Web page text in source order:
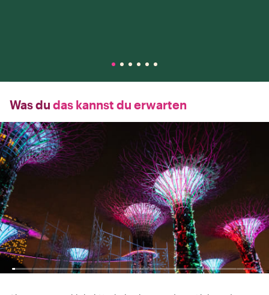
Was du das kannst du erwarten